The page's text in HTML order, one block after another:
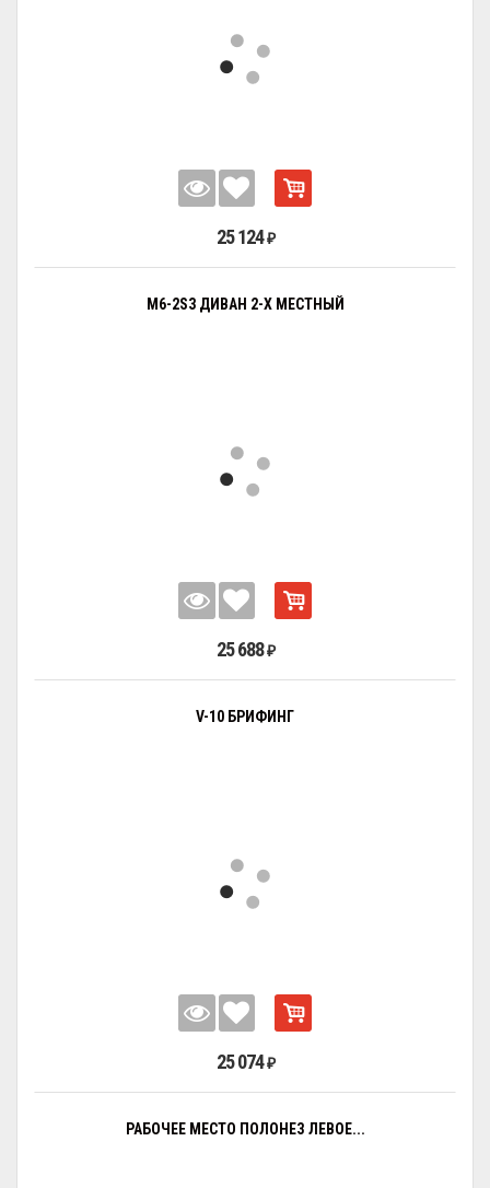
25 124 ₽
M6-2S3 ДИВАН 2-Х МЕСТНЫЙ
25 688 ₽
V-10 БРИФИНГ
25 074 ₽
РАБОЧЕЕ МЕСТО ПОЛОНЕЗ ЛЕВОЕ...